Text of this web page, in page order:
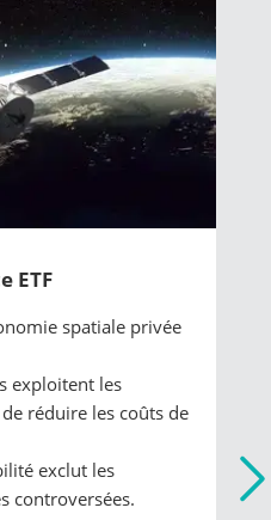
ETF
d’énergie
allant des
en passant par les
du
le cadre de l’objectif